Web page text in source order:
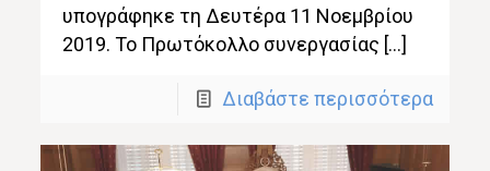
υπογράφηκε τη Δευτέρα 11 Νοεμβρίου
2019. Το Πρωτόκολλο συνεργασίας […]
Διαβάστε περισσότερα